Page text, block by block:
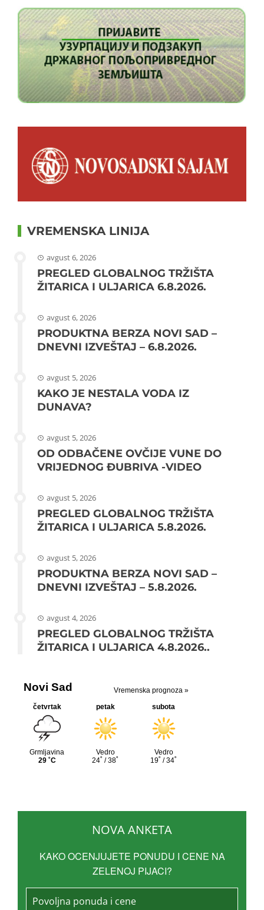
VREMENSKA LINIJA
avgust 6, 2026
PREGLED GLOBALNOG TRŽIŠTA
ŽITARICA I ULJARICA 6.8.2026.
avgust 6, 2026
PRODUKTNA BERZA NOVI SAD –
DNEVNI IZVEŠTAJ – 6.8.2026.
avgust 5, 2026
KAKO JE NESTALA VODA IZ
DUNAVA?
avgust 5, 2026
OD ODBAČENE OVČIJE VUNE DO
VRIJEDNOG ĐUBRIVA -VIDEO
avgust 5, 2026
PREGLED GLOBALNOG TRŽIŠTA
ŽITARICA I ULJARICA 5.8.2026.
avgust 5, 2026
PRODUKTNA BERZA NOVI SAD –
DNEVNI IZVEŠTAJ – 5.8.2026.
avgust 4, 2026
PREGLED GLOBALNOG TRŽIŠTA
ŽITARICA I ULJARICA 4.8.2026..
NOVA ANKETA
KAKO OCENJUJETE PONUDU I CENE NA
ZELENOJ PIJACI?
Povoljna ponuda i cene